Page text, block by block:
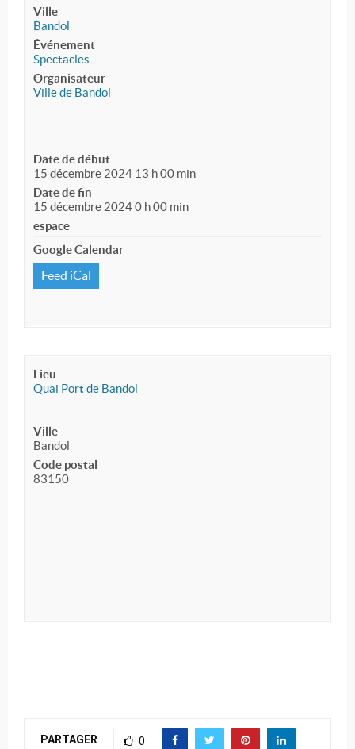
Ville
Bandol
Événement
Spectacles
Organisateur
Ville de Bandol
Date de début
15 décembre 2024 13 h 00 min
Date de fin
15 décembre 2024 0 h 00 min
espace
Google Calendar
Feed iCal
Lieu
Quai Port de Bandol
Ville
Bandol
Code postal
83150
PARTAGER 0